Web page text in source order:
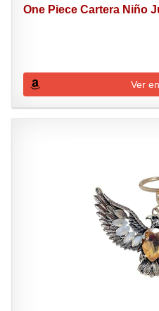
One Piece Cartera Niño
Ver